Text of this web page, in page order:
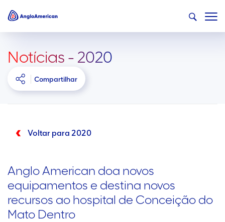
Notícias - 2020
Compartilhar
Voltar para 2020
Anglo American doa novos
equipamentos e destina novos
recursos ao hospital de Conceição do
Mato Dentro